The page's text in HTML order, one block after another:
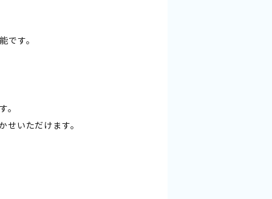
です。
。
いただけます。